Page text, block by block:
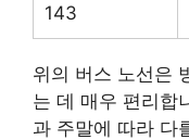
143
위의 버스 노선은
는 데 매우 편리합
과 주말에 따라 다